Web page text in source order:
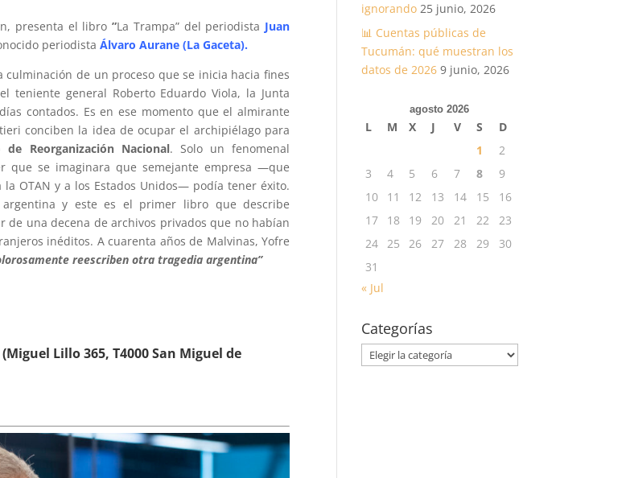
presenta el libro”La Trampa” del periodista Juan
periodistaÁlvaro Aurane (La Gaceta).
culminación de un proceso que se inicia hacia fines
teniente general Roberto Eduardo Viola, la Junta
contados. Es en ese momento que el almirante
conciben la idea de ocupar el archipiélago para
Reorganización Nacional. Solo un fenomenal
que se imaginara que semejante empresa —que
OTAN y a los Estados Unidos— podía tener éxito.
y este es el primer libro que describe
una decena de archivos privados que no habían
inéditos. A cuarenta años de Malvinas, Yofre
reescriben otra tragedia argentina”
Lillo 365, T4000 San Miguel de
ignorando 25 junio, 2026
📊 Cuentas públicas de
Tucumán: qué muestran los
datos de 2026 9 junio, 2026
agosto 2026
L M X J V S
D
1
2
3
4 5 6 7 8
9
10
11 12 13 14 15
16
17
18 19 20 21 22
23
24 25 26 27 28 29
30
31
« Jul
Categorías
Categorías